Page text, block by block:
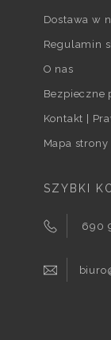
Dostawa w
Regulamin
O nas
Bezpieczne
Kontakt |
Mapa strony
SZYBKI
690